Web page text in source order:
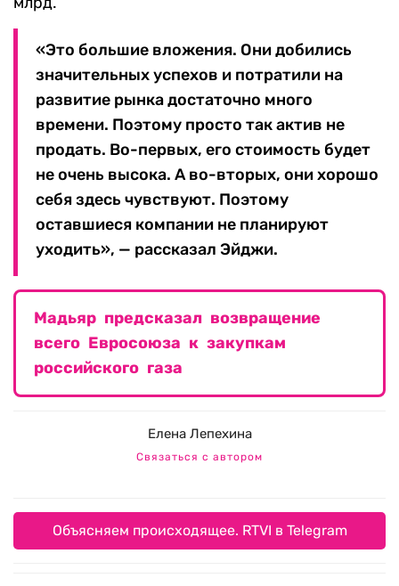
«Это большие вложения. Они добились
значительных успехов и потратили на
развитие рынка достаточно много
времени. Поэтому просто так актив не
продать. Во-первых, его стоимость будет
не очень высока. А во-вторых, они хорошо
себя здесь чувствуют. Поэтому
оставшиеся компании не планируют
уходить», — рассказал Эйджи.
Мадьяр предсказал возвращение
всего Евросоюза к закупкам
российского газа
Елена Лепехина
Связаться с автором
Объясняем происходящее. RTVI в Telegram